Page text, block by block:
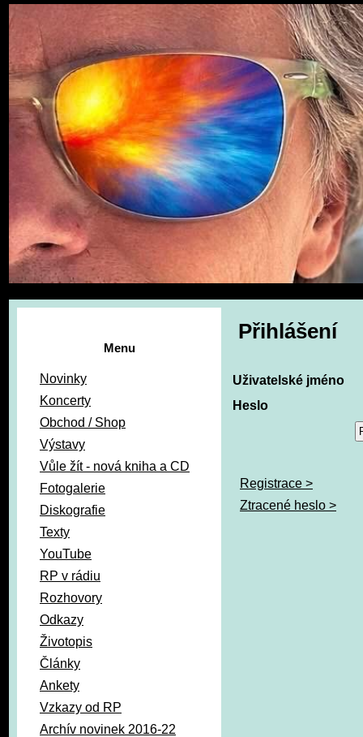
Menu
Novinky
Koncerty
Obchod / Shop
Výstavy
Vůle žít - nová kniha a CD
Fotogalerie
Diskografie
Texty
YouTube
RP v rádiu
Rozhovory
Odkazy
Životopis
Články
Ankety
Vzkazy od RP
Archív novinek 2016-22
Přihlášení
Uživatelské jméno
Heslo
Registrace >
Ztracené heslo >